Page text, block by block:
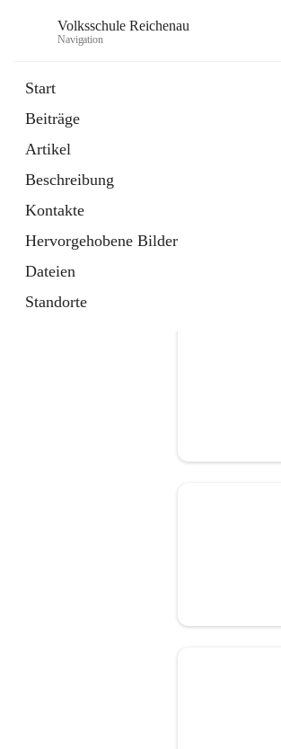
Volksschule Reichenau
Navigation
Start
Beiträge
Artikel
Beschreibung
Kontakte
Hervorgehobene Bilder
Dateien
Standorte